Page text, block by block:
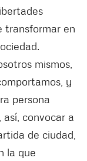
transformar en
mismos,
y
persona
convocar a
de ciudad,
la que